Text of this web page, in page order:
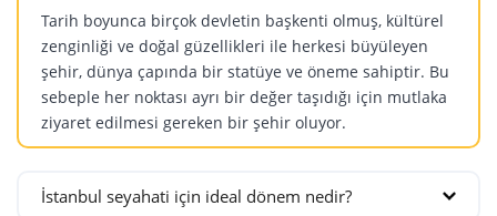
Tarih boyunca birçok devletin başkenti olmuş, kültürel
zenginliği ve doğal güzellikleri ile herkesi büyüleyen
şehir, dünya çapında bir statüye ve öneme sahiptir. Bu
sebeple her noktası ayrı bir değer taşıdığı için mutlaka
ziyaret edilmesi gereken bir şehir oluyor.
İstanbul seyahati için ideal dönem nedir?